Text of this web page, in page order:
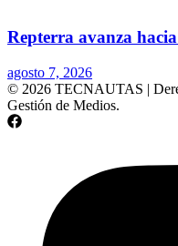
Repterra avanza
agosto 7, 2026
© 2026 TECNAUTAS |
Gestión de Medios.